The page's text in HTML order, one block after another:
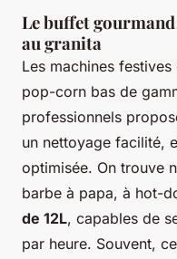
Le buffet
au granita
Les machines
pop-corn bas de
professionnels
un nettoyage facilité,
optimisée. On trouve
barbe à papa, à hot-
de 12L, capables de
par heure. Souvent,